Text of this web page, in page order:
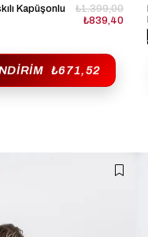
Kapüşonlu
₺839,40
₺1.399,00
₺671,52